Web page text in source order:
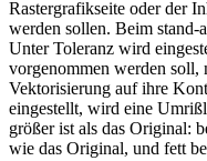
Rastergrafikseite oder der
werden sollen. Beim stand-
Unter Toleranz wird
vorgenommen werden
Vektorisierung auf ihre
eingestellt, wird eine
größer ist als das Original:
wie das Original, und fett